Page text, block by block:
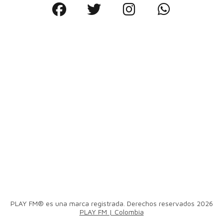
PLAY FM® es una marca registrada. Derechos reservados 2026
PLAY FM | Colombia